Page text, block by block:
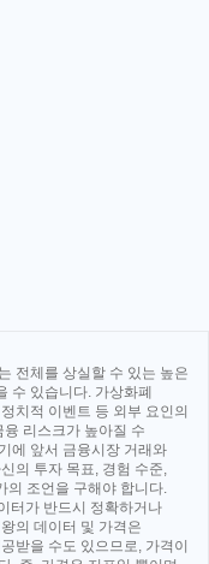
전체를 상실할 수 있는 높은
수 있습니다. 가상화폐
치적 이벤트 등 외부 요인의
리스크가 높아질 수
에 앞서 금융시장 거래와
의 투자 목표, 경험 수준,
의 조언을 구해야 합니다.
터가 반드시 정확하거나
의 데이터 및 가격은
받을 수도 있으므로, 가격이